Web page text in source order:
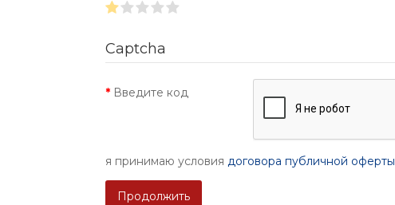
Captcha
Введите код
я принимаю условия договора публичной оферты
Продолжить